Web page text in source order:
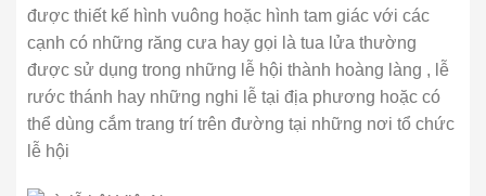
được thiết kế hình vuông hoặc hình tam giác với các
cạnh có những răng cưa hay gọi là tua lửa thường
được sử dụng trong những lễ hội thành hoàng làng , lễ
rước thánh hay những nghi lễ tại địa phương hoặc có
thể dùng cắm trang trí trên đường tại những nơi tổ chức
lễ hội